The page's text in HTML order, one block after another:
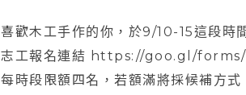
喜歡木工手作的你，於9/10-15這段時
志工報名連結 https://goo.gl/
每時段限額四名，若額滿將採候補方式